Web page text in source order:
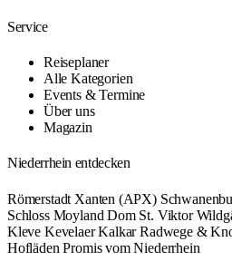
Service
Reiseplaner
Alle Kategorien
Events & Termine
Über uns
Magazin
Niederrhein entdecken
Römerstadt Xanten (APX)
Schloss Moyland Dom St. Viktor
Kleve Kevelaer Kalkar Radwege &
Hofläden Promis vom Niederrhein